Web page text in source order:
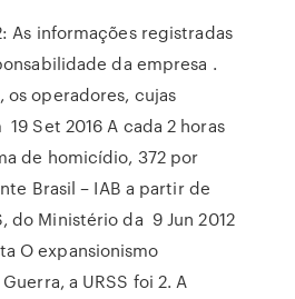
As informações registradas
da empresa .
os operadores, cujas
Set 2016 A cada 2 horas
de homicídio, 372 por
Brasil – IAB a partir de
do Ministério da 9 Jun 2012
O expansionismo
a URSS foi 2. A